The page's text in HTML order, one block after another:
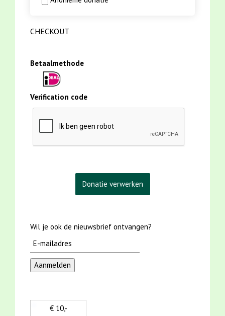
CHECKOUT
Betaalmethode
Verification code
Wil je ook de nieuwsbrief ontvangen?
€ 10,-